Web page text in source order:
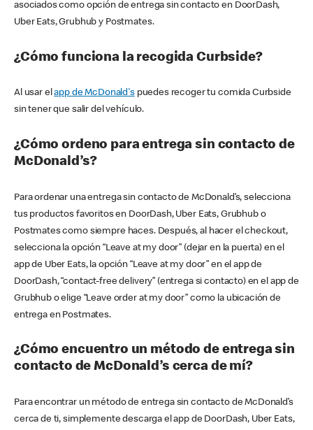
asociados como opción de entrega sin contacto en DoorDash,
Uber Eats, Grubhub y Postmates.
¿Cómo funciona la recogida Curbside?
Al usar elapp de McDonald'spuedes recoger tu comida Curbside
sin tener que salir del vehículo.
¿Cómo ordeno para entrega sin contacto de
McDonald’s?
Para ordenar una entrega sin contacto de McDonald’s, selecciona
tus productos favoritos en DoorDash, Uber Eats, Grubhub o
Postmates como siempre haces. Después, al hacer el checkout,
selecciona la opción “Leave at my door” (dejar en la puerta) en el
app de Uber Eats, la opción “Leave at my door” en el app de
DoorDash, “contact-free delivery” (entrega si contacto) en el app de
Grubhub o elige “Leave order at my door” como la ubicación de
entrega en Postmates.
¿Cómo encuentro un método de entrega sin
contacto de McDonald’s cerca de mí?
Para encontrar un método de entrega sin contacto de McDonald’s
cerca de ti, simplemente descarga el app de DoorDash, Uber Eats,